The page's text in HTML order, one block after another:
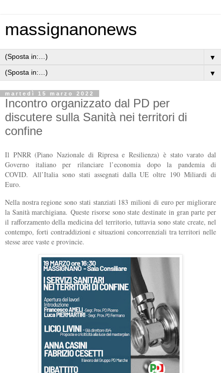
massignanonews
▼
▼
martedì 15 marzo 2022
Incontro organizzato dal PD per
discutere sulla Sanità nei territori di
confine
Il PNRR (Piano Nazionale di Ripresa e Resilienza) è stato varato dal
Governo italiano per rilanciare l’economia dopo la pandemia di
COVID. All’Italia sono stati assegnati dalla UE oltre 190 Miliardi di
Euro.
Nella nostra regione sono stati stanziati 183 milioni di euro per migliorare
la Sanità marchigiana.Queste risorse sono state destinate in gran parte per
il rafforzamento della medicina del territorio, tuttavia sono state create, nel
contempo, forti contraddizioni e situazioni concorrenziali tra territori nelle
stesse aree vaste e provincie.